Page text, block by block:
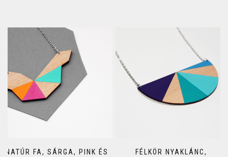
NATÚR FA, SÁRGA, PINK ÉS
FÉLKÖR NYAKLÁNC,